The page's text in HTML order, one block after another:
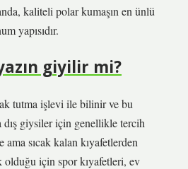
kaliteli polar kumaşın en ünlü
yapısıdır.
giyilir mi?
tutma işlevi ile bilinir ve bu
dış giysiler için genellikle tercih
sıcak kalan kıyafetlerden
için spor kıyafetleri, ev